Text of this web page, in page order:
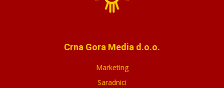
Crna Gora Media d.o.o.
Marketing
Saradnici